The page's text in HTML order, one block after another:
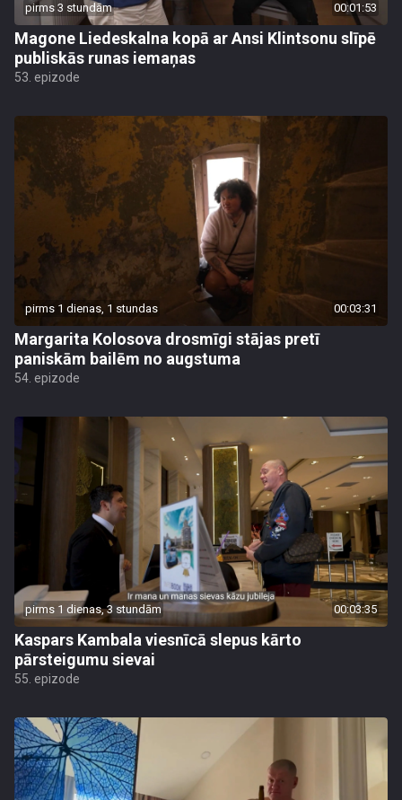
pirms 3 stundām 00:01:53
Magone Liedeskalna kopā ar Ansi Klintsonu slīpē
publiskās runas iemaņas
53. epizode
pirms 1 dienas, 1 stundas 00:03:31
Margarita Kolosova drosmīgi stājas pretī
paniskām bailēm no augstuma
54. epizode
pirms 1 dienas, 3 stundām 00:03:35
Kaspars Kambala viesnīcā slepus kārto
pārsteigumu sievai
55. epizode